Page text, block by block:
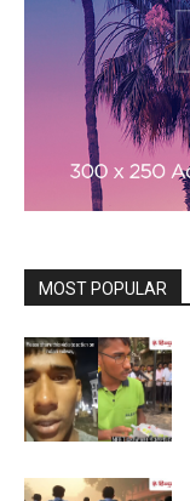
MOST POPULAR